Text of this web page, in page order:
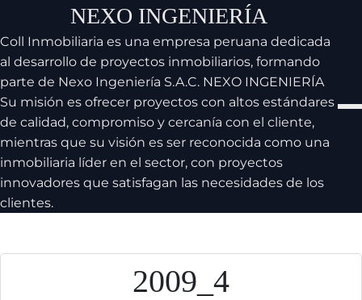
content
NEXO INGENIERÍA
Coll Inmobiliaria es una empresa peruana dedicada
al desarrollo de proyectos inmobiliarios, formando
parte de Nexo Ingeniería S.A.C. NEXO INGENIERÍA
Su misión es ofrecer proyectos con altos estándares
de calidad, compromiso y cercanía con el cliente,
mientras que su visión es ser reconocida como una
inmobiliaria líder en el sector, con proyectos
innovadores que satisfagan las necesidades de los
clientes.
2009_4